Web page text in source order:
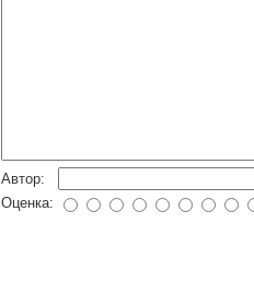
Автор:
Оценка: